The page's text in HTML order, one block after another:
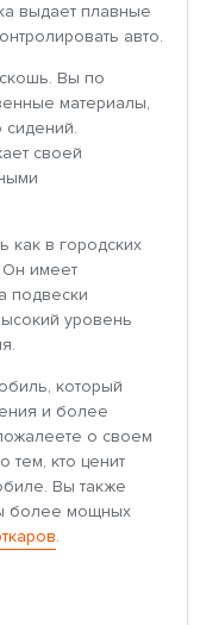
выдает плавные
авто.
Вы по
материалы,
сидений.
своей
как в городских
Он имеет
подвески
уровень
который
и более
о своем
тем, кто ценит
Вы также
более мощных
.